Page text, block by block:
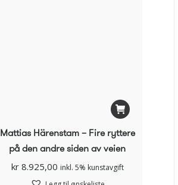
Mattias Härenstam – Fire ryttere
på den andre siden av veien
kr8.925,00 inkl. 5% kunstavgift